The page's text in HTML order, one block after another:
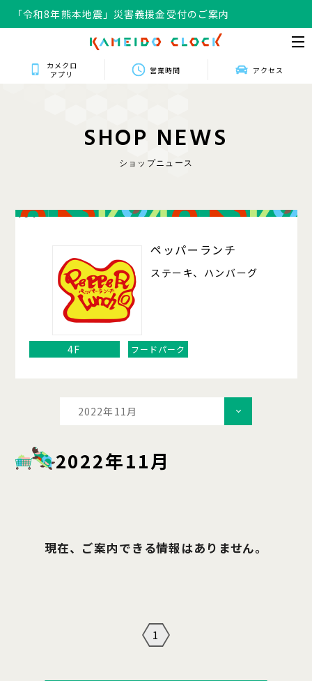
「令和8年熊本地震」災害義援金受付のご案内
カメクロ
アプリ
営業時間 アクセス
SHOP NEWS
ショップニュース
404
ペッパーランチ
ステーキ、ハンバーグ
4F フードパーク
2022年11月
2022年11月
現在、ご案内できる情報はありません。
1